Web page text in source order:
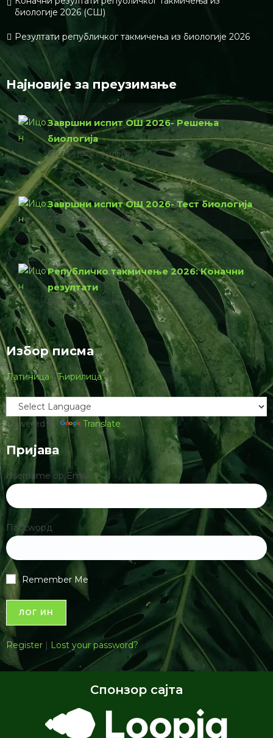
О нама
Биологијакп је едукативан портал намењен
популаризацији биологије. Циљ нам је да кроз
технологије данашњег времена пренесемо љубав
према биологији,природи,планети код ученика.
Контакт
www.биологијакп.цом
info@biologijakp.com
Најновије са сајта
Завршни испит 2026: Објављени тестови и решења из
биологије
Одлука УО СБД: Како се бодује такмичење из
биологије за упис у средње школе?
Коначни резултати републичког такмичења из
биологије 2026 (ОШ)
Коначни резултати републичког такмичења из
биологије 2026 (СШ)
Резултати републичког такмичења из биологије 2026
Најновије за преузимање
Завршни испит ОШ 2026- Решења
1 филе(с)
Завршни испит ОШ 2026- Тест биологија
774.23 КБ
Републичко такмичење 2026: Коначни
резултати
76.00 КБ 1 филе(с)
Избор писма
|Ћирилица